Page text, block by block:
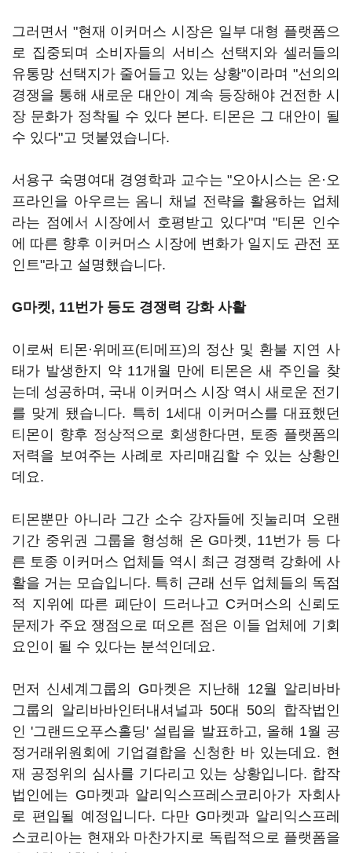
그러면서 "현재 이커머스 시장은 일부 대형 플랫폼으
로 집중되며 소비자들의 서비스 선택지와 셀러들의
유통망 선택지가 줄어들고 있는 상황"이라며 "선의의
경쟁을 통해 새로운 대안이 계속 등장해야 건전한 시
장 문화가 정착될 수 있다 본다. 티몬은 그 대안이 될
수 있다"고 덧붙였습니다.
서용구 숙명여대 경영학과 교수는 "오아시스는 온·오
프라인을 아우르는 옴니 채널 전략을 활용하는 업체
라는 점에서 시장에서 호평받고 있다"며 "티몬 인수
에 따른 향후 이커머스 시장에 변화가 일지도 관전 포
인트"라고 설명했습니다.
G마켓, 11번가 등도 경쟁력 강화 사활
이로써 티몬·위메프(티메프)의 정산 및 환불 지연 사
태가 발생한지 약 11개월 만에 티몬은 새 주인을 찾
는데 성공하며, 국내 이커머스 시장 역시 새로운 전기
를 맞게 됐습니다. 특히 1세대 이커머스를 대표했던
티몬이 향후 정상적으로 회생한다면, 토종 플랫폼의
저력을 보여주는 사례로 자리매김할 수 있는 상황인
데요.
티몬뿐만 아니라 그간 소수 강자들에 짓눌리며 오랜
기간 중위권 그룹을 형성해 온 G마켓, 11번가 등 다
른 토종 이커머스 업체들 역시 최근 경쟁력 강화에 사
활을 거는 모습입니다. 특히 근래 선두 업체들의 독점
적 지위에 따른 폐단이 드러나고 C커머스의 신뢰도
문제가 주요 쟁점으로 떠오른 점은 이들 업체에 기회
요인이 될 수 있다는 분석인데요.
먼저 신세계그룹의 G마켓은 지난해 12월 알리바바
그룹의 알리바바인터내셔널과 50대 50의 합작법인
인 '그랜드오푸스홀딩' 설립을 발표하고, 올해 1월 공
정거래위원회에 기업결합을 신청한 바 있는데요. 현
재 공정위의 심사를 기다리고 있는 상황입니다. 합작
법인에는 G마켓과 알리익스프레스코리아가 자회사
로 편입될 예정입니다. 다만 G마켓과 알리익스프레
스코리아는 현재와 마찬가지로 독립적으로 플랫폼을